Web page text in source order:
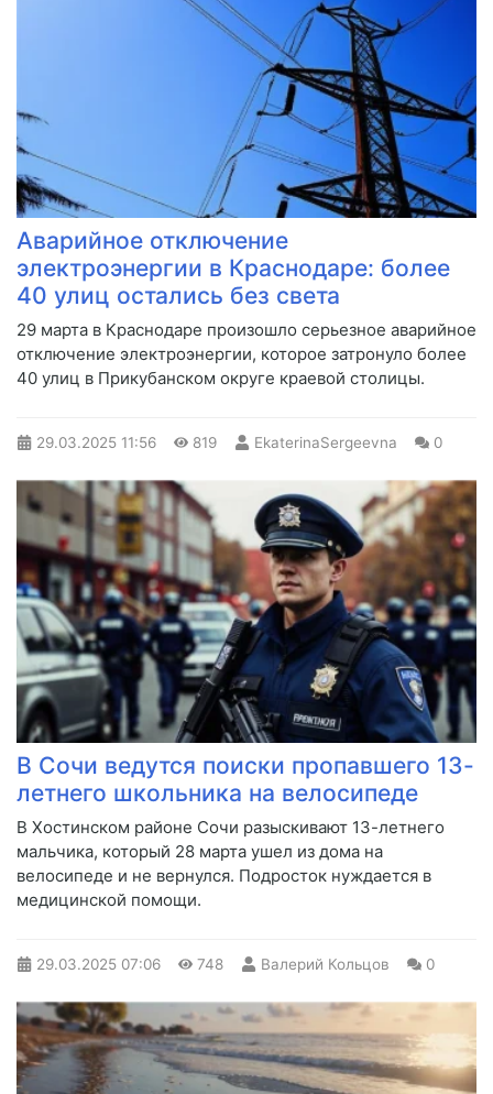
Аварийное отключение
электроэнергии в Краснодаре: более
40 улиц остались без света
29 марта в Краснодаре произошло серьезное аварийное
отключение электроэнергии, которое затронуло более
40 улиц в Прикубанском округе краевой столицы.
29.03.2025 11:56 819 EkaterinaSergeevna 0
В Сочи ведутся поиски пропавшего 13-
летнего школьника на велосипеде
В Хостинском районе Сочи разыскивают 13-летнего
мальчика, который 28 марта ушел из дома на
велосипеде и не вернулся. Подросток нуждается в
медицинской помощи.
29.03.2025 07:06 748 Валерий Кольцов 0